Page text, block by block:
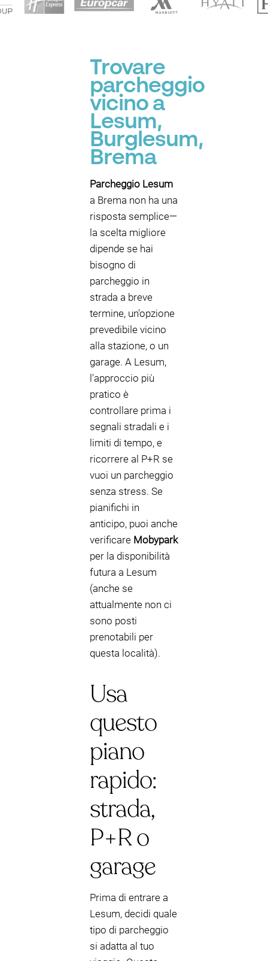
Trovare
parcheggio
vicino a
Lesum,
Burglesum,
Brema
Parcheggio Lesum
a Brema non ha una
risposta semplice—
la scelta migliore
dipende se hai
bisogno di
parcheggio in
strada a breve
termine, un'opzione
prevedibile vicino
alla stazione, o un
garage. A Lesum,
l'approccio più
pratico è
controllare prima i
segnali stradali e i
limiti di tempo, e
ricorrere al P+R se
vuoi un parcheggio
senza stress. Se
pianifichi in
anticipo, puoi anche
verificare Mobypark
per la disponibilità
futura a Lesum
(anche se
attualmente non ci
sono posti
prenotabili per
questa località).
Usa
questo
piano
rapido:
strada,
P+R o
garage
Prima di entrare a
Lesum, decidi quale
tipo di parcheggio
si adatta al tuo